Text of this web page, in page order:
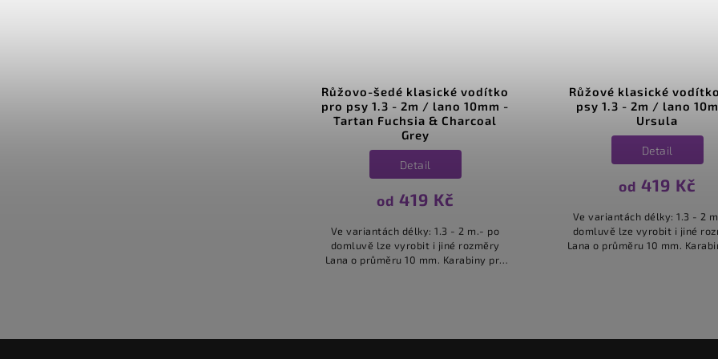
Růžovo-šedé klasické vodítko
pro psy 1.3 - 2m / lano 10mm -
Tartan Fuchsia & Charcoal
Ve variantách délky: 1.3 - 2 m.- po
domluvě lze vyrobit i jiné rozměry
Lana o průměru 10 mm. Karabiny pro
Růžové klasické vodítko pro
psy 1.3 - 2m / lano 10mm -
Ve variantách délky: 1.3 - 2 m.- po
domluvě lze vyrobit i jiné rozměry
Lana o průměru 10 mm. Karabiny pro
malá i maxi plemena. Vodítka stejného